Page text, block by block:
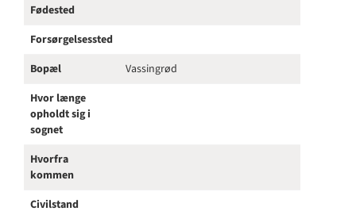
Fødested
Forsørgelsessted
Bopæl
Vassingrød
Hvor længe
opholdt sig i
sognet
Hvorfra
kommen
Civilstand